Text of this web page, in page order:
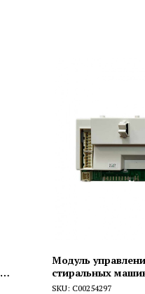
Модуль
стиральных
C00254297
SKU: C00254297